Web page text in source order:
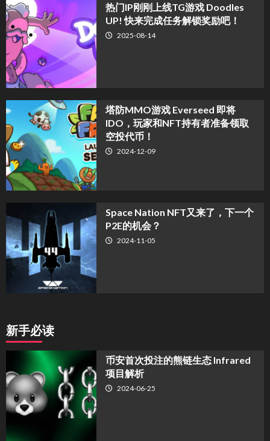
热门IP刚刚上线TG游戏 Doodles
UP! 快来完成任务解锁奖励吧！
2025-08-14
塔防MMO游戏 Everseed 即将
IDO，玩家和NFT持有者准备领取
空投代币！
2024-12-09
Space Nation NFT又来了，下一个
P2E的机会？
2024-11-05
新手必读
币安首次投注的熊链生态 Infrared
项目解析
2024-06-25